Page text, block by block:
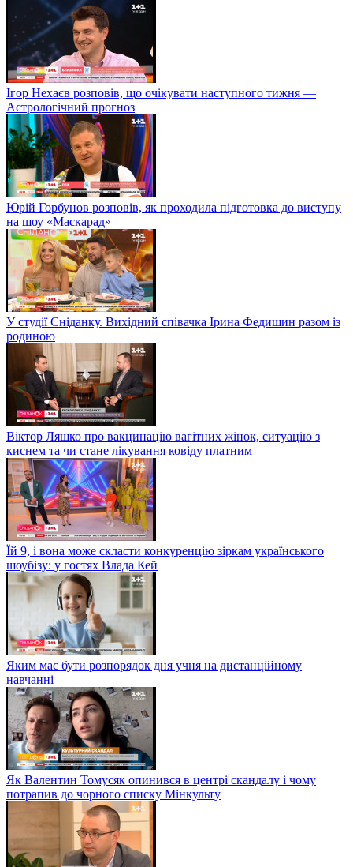
Ігор Нехаєв розповів, що очікувати наступного тижня —
Астрологічний прогноз
Юрій Горбунов розповів, як проходила підготовка до виступу
на шоу «Маскарад»
У студії Сніданку. Вихідний співачка Ірина Федишин разом із
родиною
Віктор Ляшко про вакцинацію вагітних жінок, ситуацію з
киснем та чи стане лікування ковіду платним
Їй 9, і вона може скласти конкуренцію зіркам українського
шоубізу: у гостях Влада Кей
Яким має бути розпорядок дня учня на дистанційному
навчанні
Як Валентин Томусяк опинився в центрі скандалу і чому
потрапив до чорного списку Мінкульту